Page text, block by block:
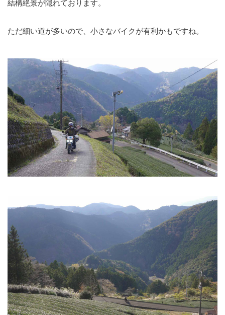
結構絶景が隠れております。
ただ細い道が多いので、小さなバイクが有利かもですね。